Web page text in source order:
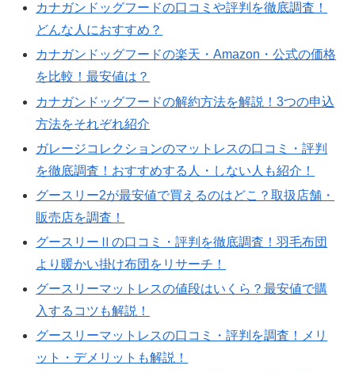
カナガンドッグフードの口コミや評判を徹底調査！
どんな人におすすめ？
カナガンドッグフードの楽天・Amazon・公式の価格
を比較！最安値は？
カナガンドッグフードの解約方法を解説！3つの申込
方法をそれぞれ紹介
ガレージコレクションのマットレスの口コミ・評判
を徹底調査！おすすめする人・しない人も紹介！
グースリー2が最安値で買えるのはどこ？取扱店舗・
販売店を調査！
グースリーⅡの口コミ・評判を徹底調査！羽毛布団
より暖かい掛け布団をリサーチ！
グースリーマットレスの値段はいくら？最安値で購
入するコツも解説！
グースリーマットレスの口コミ・評判を調査！メリ
ット・デメリットも解説！